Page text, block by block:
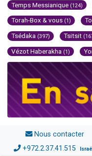
Temps Messianique (124)
Torah-Box & vous (1)
Tsédaka (397) Tsitsit
Vézot Haberakha (1)
Nous contacter
+972.2.37.41.515